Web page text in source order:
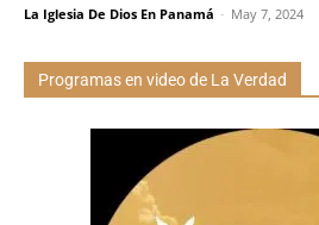
La Iglesia De Dios En Panamá - May 7, 2024
Programas en video de La Verdad